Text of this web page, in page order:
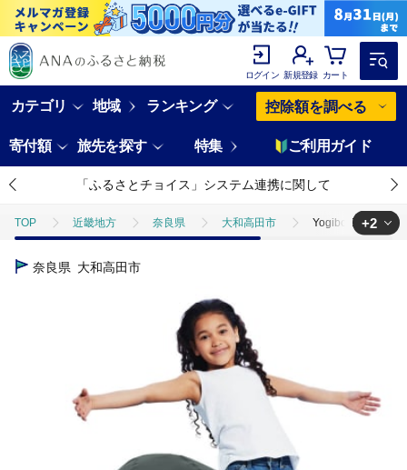
ログイン 新規登録 カート
カテゴリ 地域 ランキング 控除額を調べる
寄付額 旅先を探す 特集 ご利用ガイド
「ふるさとチョイス」システム連携に関して
TOP 近畿地方 奈良県 大和高田市 Yogibo Zoola
TOP
+2
奈良県 大和高田市